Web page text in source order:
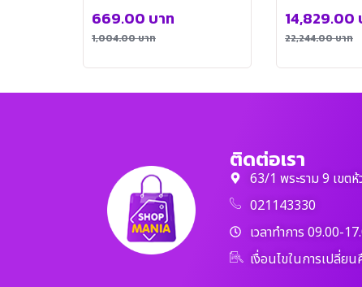
1,004.00บาท
669.00 บาท
22,244.00บาท
14,829.00
ติดต่อเรา
63/1 พระราม 9 เขต
021143330
เวลาทำการ 09.00-
เงื่อนไขในการเปลี่ย